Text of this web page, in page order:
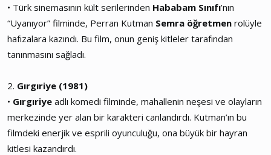
• Türk sinemasının kült serilerinden Hababam Sınıfı’nın
“Uyanıyor” filminde, Perran Kutman Semra öğretmen rolüyle
hafızalara kazındı. Bu film, onun geniş kitleler tarafından
tanınmasını sağladı.
2. Gırgıriye (1981)
• Gırgıriye adlı komedi filminde, mahallenin neşesi ve olayların
merkezinde yer alan bir karakteri canlandırdı. Kutman’ın bu
filmdeki enerjik ve esprili oyunculuğu, ona büyük bir hayran
kitlesi kazandırdı.